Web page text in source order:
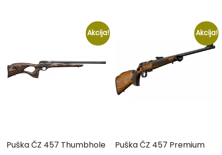
Akcija!
Puška ČZ 457 Thumbhole
Akcija!
Puška ČZ 457 Premium